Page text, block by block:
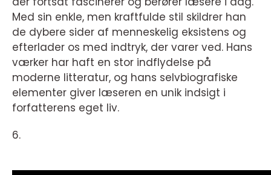
Med sin enkle, men kraftfulde stil skildrer han
de dybere sider af menneskelig eksistens og
efterlader os med indtryk, der varer ved. Hans
værker har haft en stor indflydelse på
moderne litteratur, og hans selvbiografiske
elementer giver læseren en unik indsigt i
forfatterens eget liv.
6.